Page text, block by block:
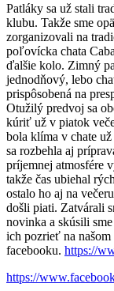
Patláky sa už stali
klubu. Takže sme
zorganizovali na
poľovícka chata
ďalšie kolo. Zimný
jednodňový, lebo
prispôsobená na
Otužilý predvoj sa
kúriť už v piatok
bola klíma v chate
sa rozbehla aj
príjemnej atmosfére
takže čas ubiehal
ostalo ho aj na
došli piati. Zatvárali
novinka a skúsili
ich pozrieť na našom
facebooku. https://
https://